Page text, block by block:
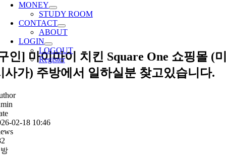
MONEY
STUDY ROOM
CONTACT
ABOUT
LOGIN
LOGOUT
Register
인] 마이마이 치킨 Square One 쇼핑몰 (
사가) 주방에서 일하실분 찾고있습니다.
02-18 10:46